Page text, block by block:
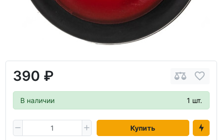
390 ₽
В наличии 1 шт.
Купить